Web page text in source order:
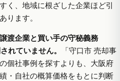
く、地域に根ざした企業ほど引
ります。
渡企業と買い手の守秘義務
れていません。
「守口市 売却事
個社事例を探すよりも、大阪府
・自社の概算価格をもとに判断